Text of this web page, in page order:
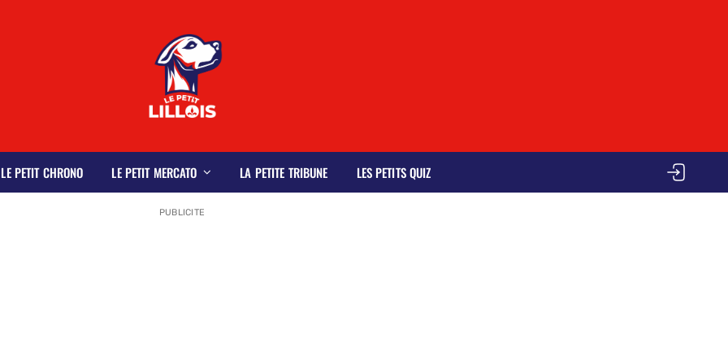
LE PETIT CHRONO LE PETIT MERCATO LA PETITE TRIBUNE LES PETITS QUIZ
PUBLICITE